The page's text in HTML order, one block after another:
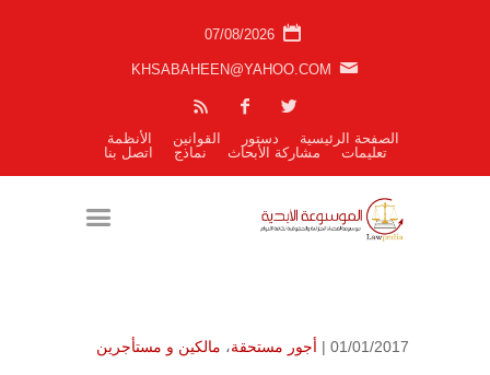
07/08/2026
KHSABAHEEN@YAHOO.COM
الصفحة الرئيسية دستور القوانين
الأنظمة
تعليمات
مشاركة الأبحاث نماذج اتصل بنا
01/01/2017 | أجور مستحقة، مالكين و مستأجرين